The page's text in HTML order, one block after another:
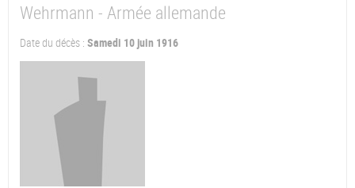
Wehrmann - Armée allemande
Date du décès : Samedi 10 juin 1916